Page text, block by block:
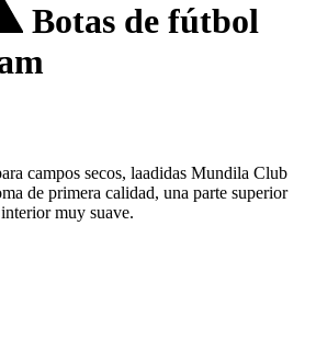
Botas de fútbol
campos secos, laadidas Mundila Club
de primera calidad, una parte superior
muy suave.